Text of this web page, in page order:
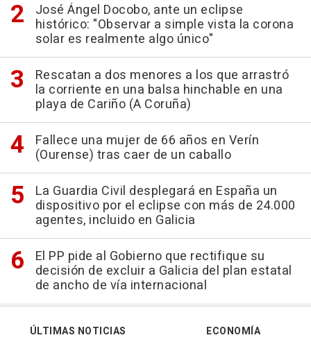
José Ángel Docobo, ante un eclipse
histórico: "Observar a simple vista la corona
solar es realmente algo único"
Rescatan a dos menores a los que arrastró
la corriente en una balsa hinchable en una
playa de Cariño (A Coruña)
Fallece una mujer de 66 años en Verín
(Ourense) tras caer de un caballo
La Guardia Civil desplegará en España un
dispositivo por el eclipse con más de 24.000
agentes, incluido en Galicia
El PP pide al Gobierno que rectifique su
decisión de excluir a Galicia del plan estatal
de ancho de vía internacional
ÚLTIMAS NOTICIAS
ECONOMÍA